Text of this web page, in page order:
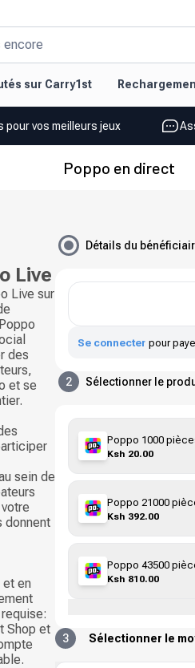
encore
sur Carry1st
pour vos meilleurs jeux
Poppo en direct
Live
Live sur
des
et se
sein de
donnent
en
Shop et
Détails du
Se connecter pour
2 Sélectionner le
Poppo 1000
Ksh 20.00
Poppo 21000
Ksh 392.00
Poppo 43500
Ksh 810.00
3 Sélectionner le